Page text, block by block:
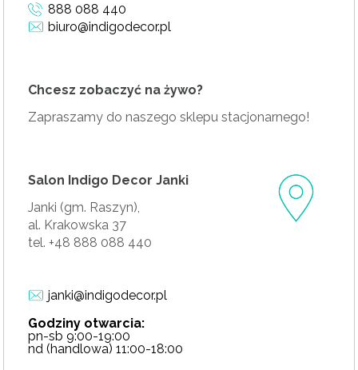
888 088 440
biuro@indigodecor.pl
Chcesz zobaczyć na żywo?
Zapraszamy do naszego sklepu stacjonarnego!
Salon Indigo Decor Janki
Janki (gm. Raszyn),
al. Krakowska 37
tel. +48 888 088 440
janki@indigodecor.pl
Godziny otwarcia:
pn-sb 9:00-19:00
nd (handlowa) 11:00-18:00